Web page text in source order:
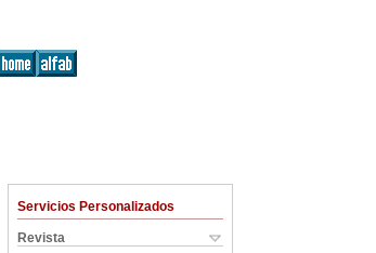
Servicios Personalizados
Revista